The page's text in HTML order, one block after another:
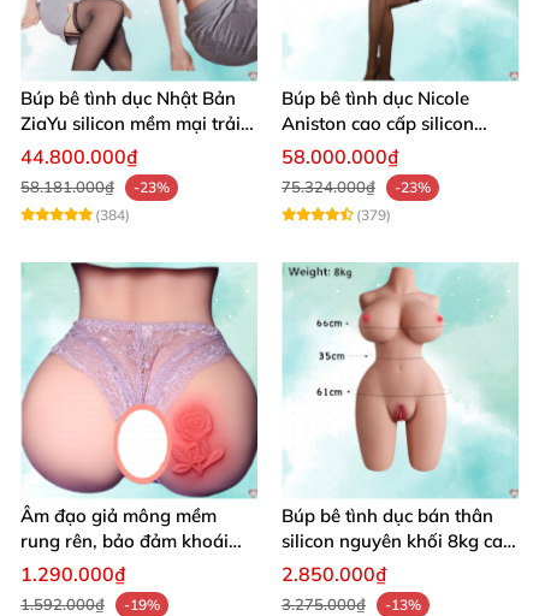
Búp bê tình dục Nhật Bản
ZiaYu silicon mềm mại trải
nghiệm thật
44.800.000₫
58.181.000₫
-23%
(384)
Búp bê tình dục Nicole
Aniston cao cấp silicon
mềm mại giá tốt
58.000.000₫
75.324.000₫
-23%
(379)
Âm đạo giả mông mềm
rung rên, bảo đảm khoái
cảm vượt trội
1.290.000₫
1.592.000₫
-19%
Búp bê tình dục bán thân
silicon nguyên khối 8kg cao
cấp mô phỏng người thật
2.850.000₫
3.275.000₫
-13%